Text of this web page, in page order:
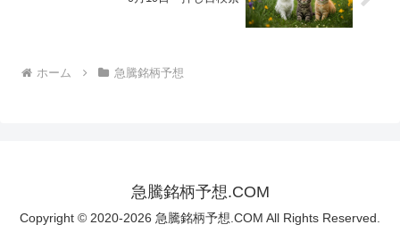
ホーム 急騰銘柄予想
急騰銘柄予想.COM
Copyright © 2020-2026 急騰銘柄予想.COM All Rights Reserved.